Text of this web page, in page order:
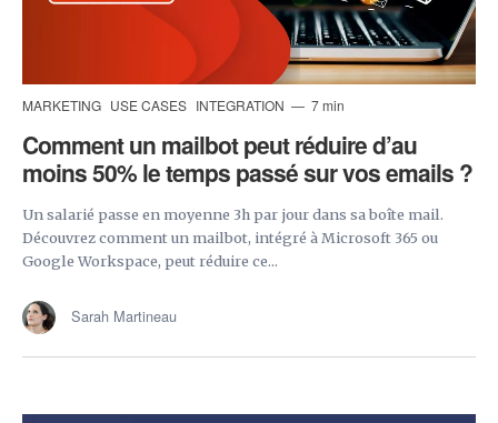
MARKETING USE CASES INTEGRATION 7 min
Comment un mailbot peut réduire d’au
moins 50% le temps passé sur vos emails ?
Un salarié passe en moyenne 3h par jour dans sa boîte mail.
Découvrez comment un mailbot, intégré à Microsoft 365 ou
Google Workspace, peut réduire ce...
Sarah Martineau